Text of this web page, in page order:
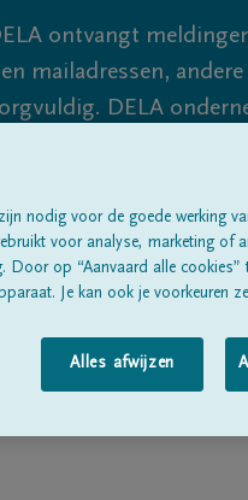
ontvangt
mailadressen,
DELA
dus blijf
Alle rouwberichten
nodig voor de goede werking
voor analyse, marketing of
Door op “Aanvaard alle cookies”
Je kan ook je voorkeuren
Alles afwijzen